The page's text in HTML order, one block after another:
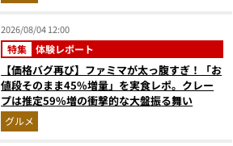
2026/08/04 12:00
特集 体験レポート
【価格バグ再び】ファミマが太っ腹すぎ！「お
値段そのまま45%増量」を実食レポ。クレー
プは推定59%増の衝撃的な大盤振る舞い
グルメ